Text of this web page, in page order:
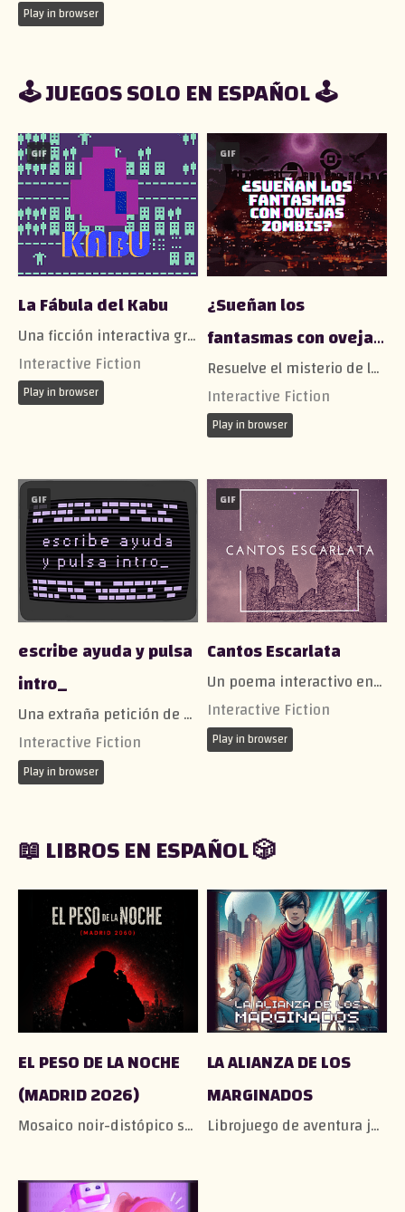
Play in browser
🕹️ JUEGOS SOLO EN ESPAÑOL 🕹️
GIF
La Fábula del Kabu
Una ficción interactiva gráfica sobre el mundo de las pesadillas.
Interactive Fiction
Play in browser
GIF
¿Sueñan los
fantasmas con ovejas
zombis?
Resuelve el misterio de la aparición en tus sueños de tu hermana fallecida.
Interactive Fiction
Play in browser
GIF
escribe ayuda y pulsa
intro_
Una extraña petición de ayuda te desvelará el oscuro y peligroso secreto del gremio de los Ingenieros de Æ​rena.
Interactive Fiction
Play in browser
GIF
Cantos Escarlata
Un poema interactivo entre las ruinas de la Ciudad Escarlata.
Interactive Fiction
Play in browser
📖 LIBROS EN ESPAÑOL 🎲
EL PESO DE LA NOCHE
(MADRID 2026)
Mosaico noir-distópico sobre la culpa, la memoria y la supervivencia en una ciudad que ya no promete nada.
LA ALIANZA DE LOS
MARGINADOS
Librojuego de aventura juvenil sobre los prejuicios sociales y raciales